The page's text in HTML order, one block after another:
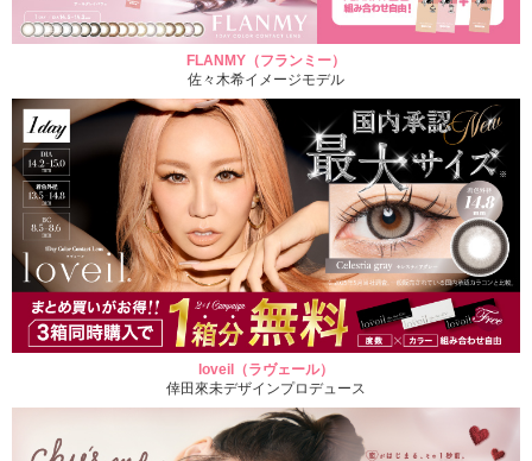
FLANMY（フランミー）
佐々木希イメージモデル
loveil（ラヴェール）
倖田來未デザインプロデュース